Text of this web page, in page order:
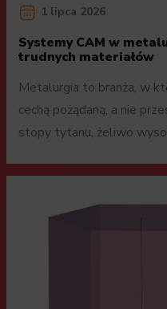
1 lipca 2026
Systemy CAM w
trudnych materiałów
Metalurgia to branża, w
cechą pożądaną, a nie
stopy tytanu, żeliwo